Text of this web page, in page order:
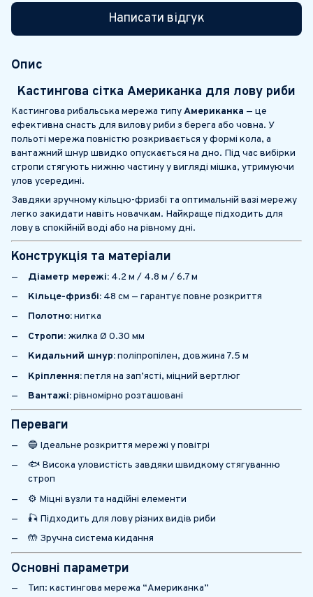
Написати відгук
Опис
Кастингова сітка Американка для лову риби
Кастингова рибальська мережа типуАмериканка — це
ефективна снасть для вилову риби з берега або човна. У
польоті мережа повністю розкривається у формі кола, а
вантажний шнур швидко опускається на дно. Під час вибірки
стропи стягують нижню частину у вигляді мішка, утримуючи
улов усередині.
Завдяки зручному кільцю-фризбі та оптимальній вазі мережу
легко закидати навіть новачкам. Найкраще підходить для
лову в спокійній воді або на рівному дні.
Конструкція та матеріали
Діаметр мережі: 4.2 м / 4.8 м / 6.7 м
Кільце-фризбі: 48 см — гарантує повне розкриття
Полотно:нитка
Стропи: жилка Ø 0.30 мм
Кидальний шнур:поліпропілен, довжина 7.5 м
Кріплення:петля на зап’ясті, міцний вертлюг
Вантажі:рівномірно розташовані
Переваги
🔵 Ідеальне розкриття мережі у повітрі
🐟 Висока уловистість завдяки швидкому стягуванню
строп
⚙️ Міцні вузли та надійні елементи
🎣 Підходить для лову різних видів риби
🤲 Зручна система кидання
Основні параметри
Тип: кастингова мережа “Американка”